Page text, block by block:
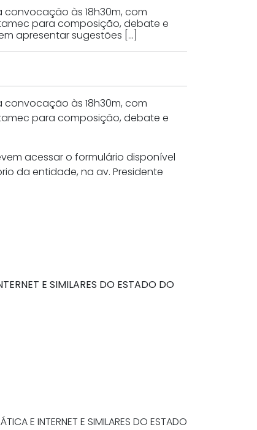
convocação às 18h30m, com
para composição, debate e
apresentar sugestões […]
convocação às 18h30m, com
para composição, debate e
acessar o formulário disponível
da entidade, na av. Presidente
E SIMILARES DO ESTADO DO
E INTERNET E SIMILARES DO ESTADO